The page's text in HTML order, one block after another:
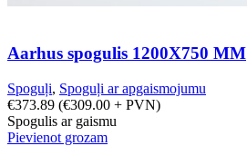
Aarhus spogulis 1200X750 MM
Spoguļi, Spoguļi ar apgaismojumu
€373.89 (€309.00 + PVN)
Spogulis ar gaismu
Pievienot grozam